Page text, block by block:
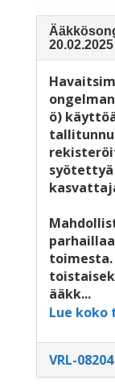
ö)
ääkk...
Lue koko
VRL-08204